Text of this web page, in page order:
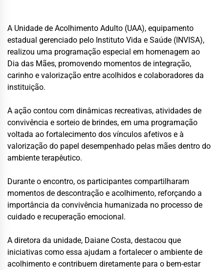
A Unidade de Acolhimento Adulto (UAA), equipamento
estadual gerenciado pelo Instituto Vida e Saúde (INVISA),
realizou uma programação especial em homenagem ao
Dia das Mães, promovendo momentos de integração,
carinho e valorização entre acolhidos e colaboradores da
instituição.
A ação contou com dinâmicas recreativas, atividades de
convivência e sorteio de brindes, em uma programação
voltada ao fortalecimento dos vínculos afetivos e à
valorização do papel desempenhado pelas mães dentro do
ambiente terapêutico.
Durante o encontro, os participantes compartilharam
momentos de descontração e acolhimento, reforçando a
importância da convivência humanizada no processo de
cuidado e recuperação emocional.
A diretora da unidade, Daiane Costa, destacou que
iniciativas como essa ajudam a fortalecer o ambiente de
acolhimento e contribuem diretamente para o bem-estar